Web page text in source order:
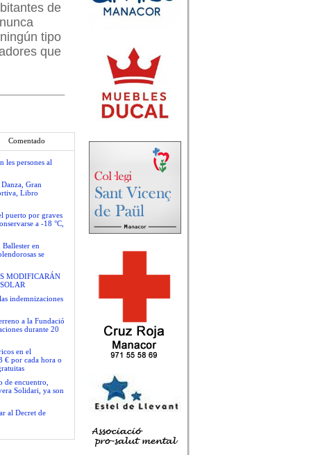
de
tipo
que
Comentado
les persones al
Gran
Libro
puerto por graves
a -18 °C,
en
se
MODIFICARÁN
indemnizaciones
a la Fundació
durante 20
en el
€ por cada hora o
de encuentro,
Solidari, ya son
al Decret de